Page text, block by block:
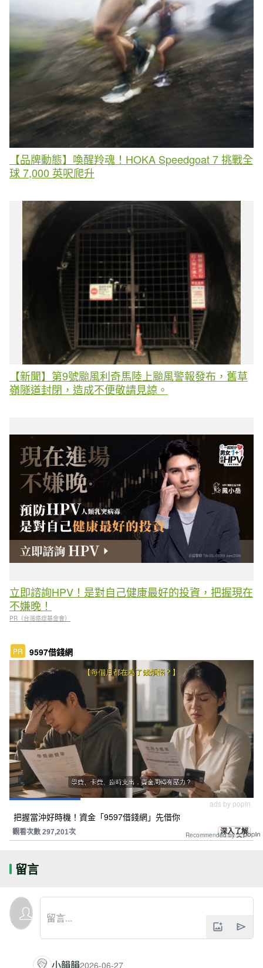
【品牌動態】喚醒羚魂！HOKA Speedgoat 7 挑戰全
球 7,000 英呎爬升
【新聞】第9號颱風利奇馬陸上颱風警報發布，舊草
嶺隧道封閉，造成不便敬請見諒。
立即諮詢HPV！是對自己健康最好的投資，把握現在
不嫌晚！
PR（台灣癌症基金會）
PR 9597借錢網
ads by popIn
把握當沖好時機！資金「9597借錢網」先借你
觀看次數 297,201次 深入了解
Recommended by
留言
小韻韻2026-06-27